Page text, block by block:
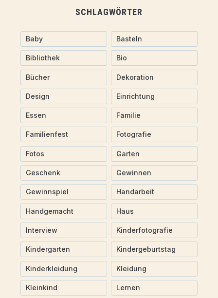
SCHLAGWÖRTER
Baby Basteln
Bibliothek Bio
Bücher Dekoration
Design Einrichtung
Essen Familie
Familienfest Fotografie
Fotos Garten
Geschenk Gewinnen
Gewinnspiel Handarbeit
Handgemacht Haus
Interview Kinderfotografie
Kindergarten Kindergeburtstag
Kinderkleidung Kleidung
Kleinkind Lernen